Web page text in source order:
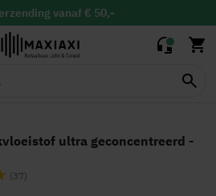
vanaf € 50,-
30 dagen ruilen & retour
delaagste prijs
ultra geconcentreerd -
(37)